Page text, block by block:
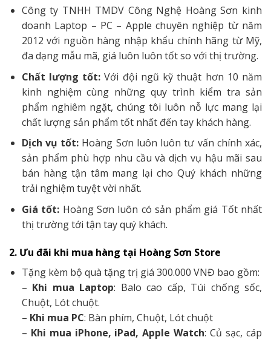
Công ty TNHH TMDV Công Nghệ Hoàng Sơn kinh
doanh Laptop – PC – Apple chuyên nghiệp từ năm
2012 với nguồn hàng nhập khẩu chính hãng từ Mỹ,
đa dạng mẫu mã, giá luôn luôn tốt so với thị trường.
Chất lượng tốt: Với đội ngũ kỹ thuật hơn 10 năm
kinh nghiệm cùng những quy trình kiểm tra sản
phẩm nghiêm ngặt, chúng tôi luôn nỗ lực mang lại
chất lượng sản phẩm tốt nhất đến tay khách hàng.
Dịch vụ tốt: Hoàng Sơn luôn luôn tư vấn chính xác,
sản phẩm phù hợp nhu cầu và dịch vụ hậu mãi sau
bán hàng tận tâm mang lại cho Quý khách những
trải nghiệm tuyệt vời nhất.
Giá tốt: Hoàng Sơn luôn có sản phẩm giá Tốt nhất
thị trường tới tận tay quý khách.
2. Ưu đãi khi mua hàng tại Hoàng Sơn Store
Tặng kèm bộ quà tặng trị giá 300.000 VNĐ bao gồm:
– Khi mua Laptop: Balo cao cấp, Túi chống sốc,
Chuột, Lót chuột.
– Khi mua PC: Bàn phím, Chuột, Lót chuột
– Khi mua iPhone, iPad, Apple Watch: Củ sạc, cáp